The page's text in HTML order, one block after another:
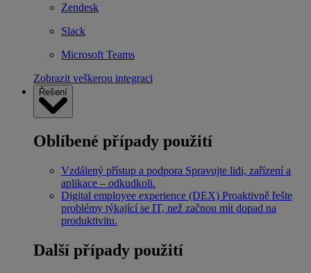
Zendesk
Slack
Microsoft Teams
Zobrazit veškerou integraci
Řešení
Oblíbené případy použití
Vzdálený přístup a podpora Spravujte lidi, zařízení a
aplikace – odkudkoli.
Digital employee experience (DEX) Proaktivně řešte
problémy týkající se IT, než začnou mít dopad na
produktivitu.
Další případy použití